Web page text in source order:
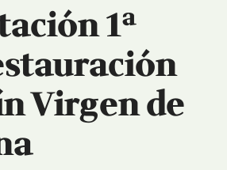
1ª
Virgen de